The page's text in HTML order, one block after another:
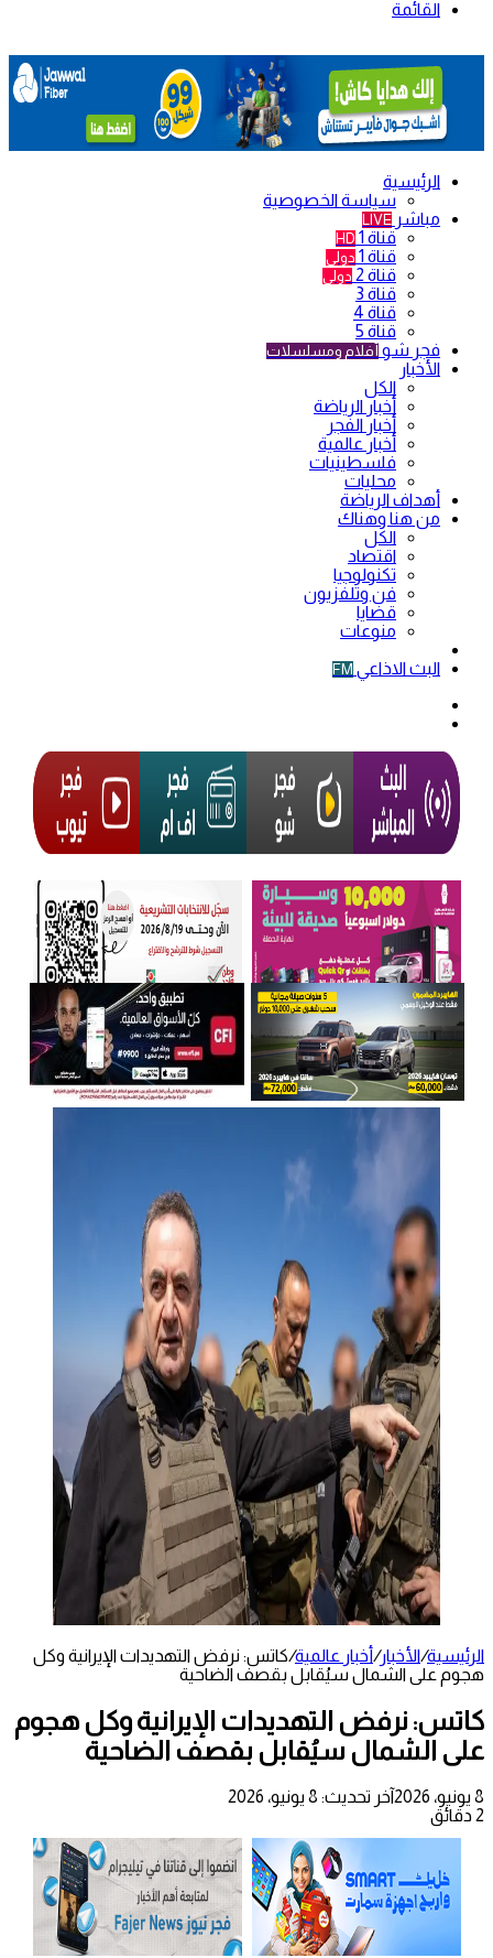
القائمة
الرئيسية
سياسة الخصوصية
مباشر LIVE
قناة 1 HD
قناة 1 دولي
قناة 2 دولي
قناة 3
قناة 4
قناة 5
فجر شو أفلام ومسلسلات
الأخبار
الكل
أخبار الرياضة
أخبار الفجر
أخبار عالمية
فلسطينيات
محليات
أهداف الرياضة
من هنا وهناك
الكل
اقتصاد
تكنولوجيا
فن وتلفزيون
قضايا
منوعات
البث الاذاعي FM
الرئيسية/الأخبار/أخبار عالمية/كاتس: نرفض التهديدات الإيرانية وكل
هجوم على الشمال سيُقابل بقصف الضاحية
كاتس: نرفض التهديدات الإيرانية وكل هجوم
على الشمال سيُقابل بقصف الضاحية
8 يونيو، 2026
آخر تحديث: 8 يونيو، 2026
2 دقائق